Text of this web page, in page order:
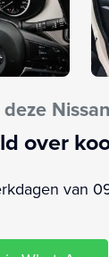
Auto
Braking
over
van